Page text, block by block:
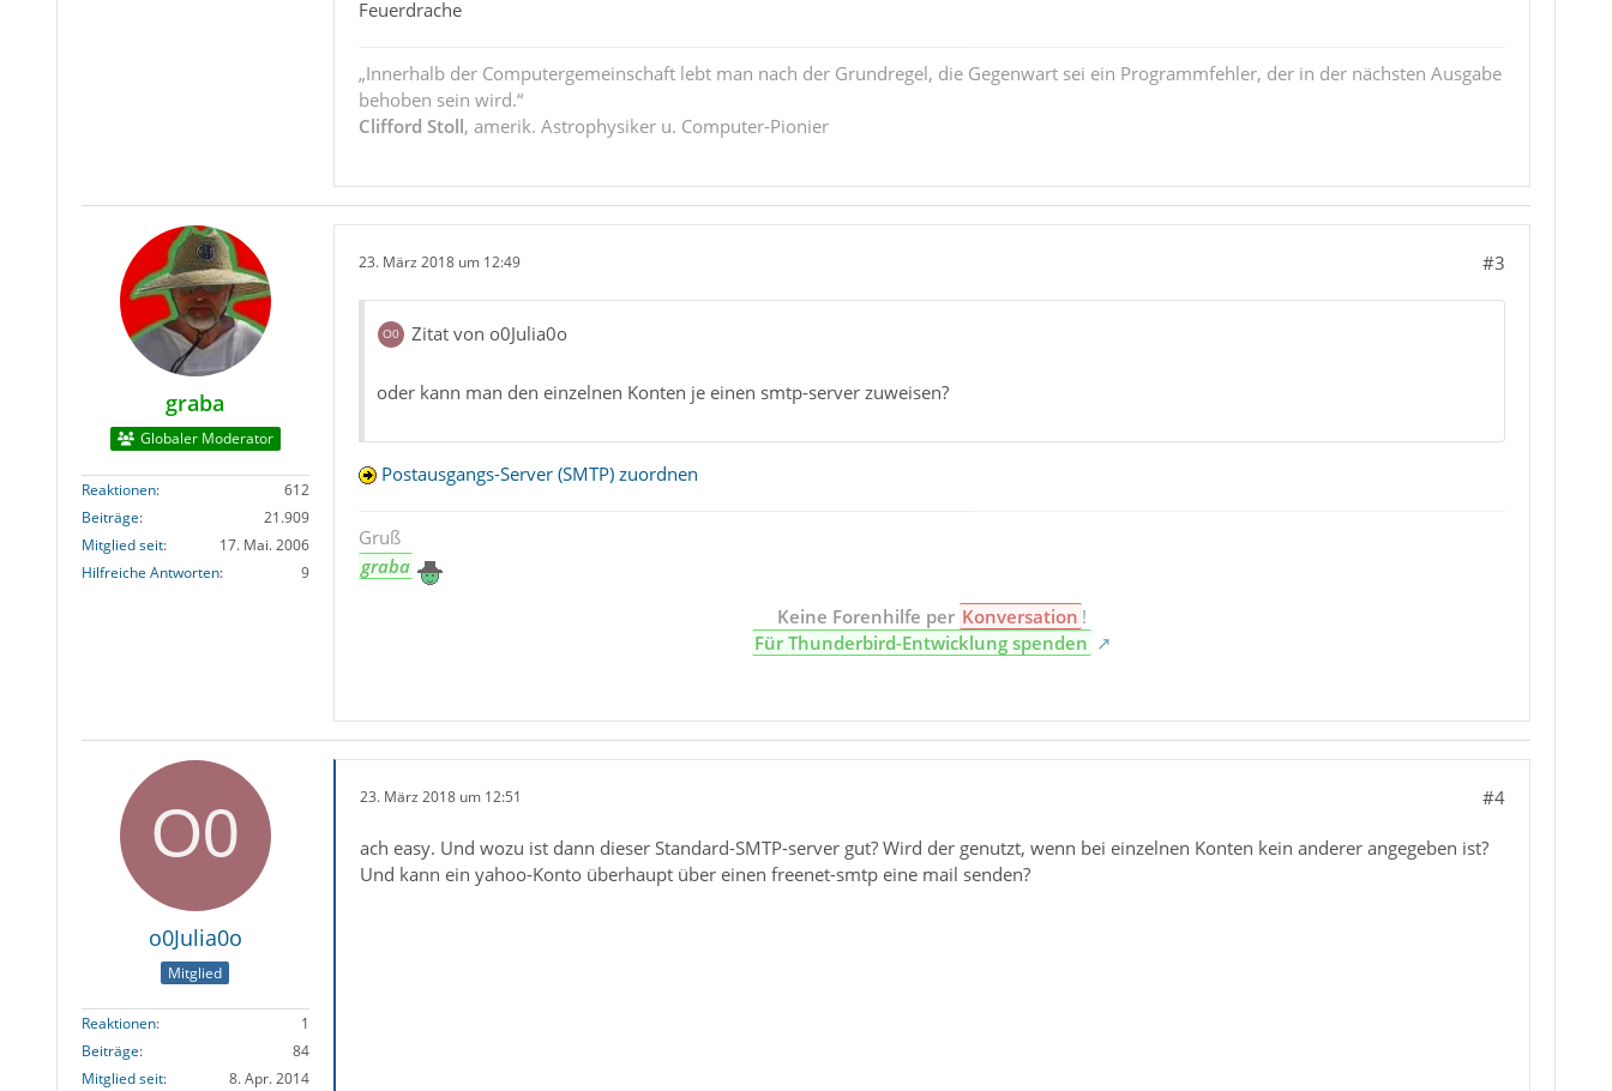
Feuerdrache
„Innerhalb der Computergemeinschaft lebt man nach der Grundregel, die Gegenwart sei ein Programmfehler, der in der nächsten Ausgabe
behoben sein wird.“
Clifford Stoll, amerik. Astrophysiker u. Computer-Pionier
graba
Globaler Moderator
Reaktionen
612
Beiträge
21.909
Mitglied seit
17. Mai. 2006
Hilfreiche Antworten
9
23. März 2018 um 12:49 #3
Zitat von o0Julia0o
oder kann man den einzelnen Konten je einen smtp-server zuweisen?
Postausgangs-Server (SMTP) zuordnen
Gruß
graba
Keine Forenhilfe per Konversation !
Für Thunderbird-Entwicklung spenden
o0Julia0o
Mitglied
Reaktionen
1
Beiträge
84
Mitglied seit
8. Apr. 2014
23. März 2018 um 12:51 #4
ach easy. Und wozu ist dann dieser Standard-SMTP-server gut? Wird der genutzt, wenn bei einzelnen Konten kein anderer angegeben ist?
Und kann ein yahoo-Konto überhaupt über einen freenet-smtp eine mail senden?